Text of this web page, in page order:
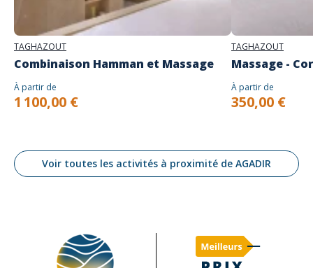
TAGHAZOUT
Combinaison Hamman et Massage
À partir de
1 100,00 €
TAGHAZOUT
Massage -
À partir de
350,00 €
Voir toutes les activités à proximité de AGADIR